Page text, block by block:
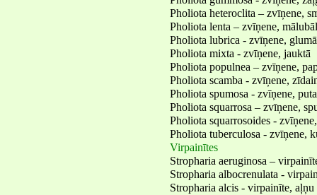
Pholiota heteroclita – zvīņene,
Pholiota lenta – zvīņene,
Pholiota lubrica - zvīņene, glumā
Pholiota mixta - zvīņene, jauktā
Pholiota populnea – zvīņene,
Pholiota scamba - zvīņene,
Pholiota spumosa - zvīņene,
Pholiota squarrosa – zvīņene,
Pholiota squarrosoides -
Pholiota tuberculosa - zvīņene,
Virpainītes
Stropharia aeruginosa –
Stropharia albocrenulata -
Stropharia alcis - virpainīte, aļņu